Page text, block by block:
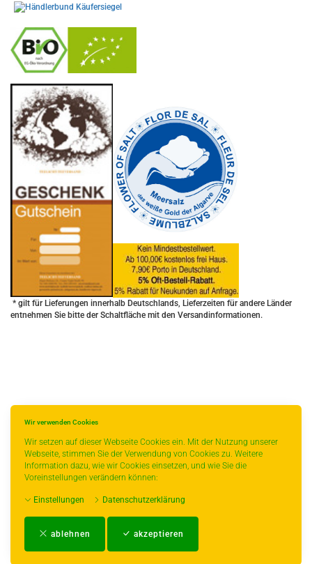
Wir verwenden Cookies
Wir setzen auf dieser Webseite Cookies ein. Mit der Nutzung unserer
Webseite, stimmen Sie der Verwendung von Cookies zu. Weitere
Information dazu, wie wir Cookies einsetzen, und wie Sie die
Voreinstellungen verändern können:
Einstellungen Datenschutzerklärung
ablehnen akzeptieren
* gilt für Lieferungen innerhalb Deutschlands, Lieferzeiten für andere Länder
entnehmen Sie bitte der Schaltfläche mit den Versandinformationen.
Datenschutzerklärung